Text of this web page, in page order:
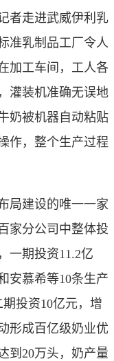
走进武威伊利乳
准乳制品工厂令人
加工车间，工人各
灌装机准确无误地
奶被机器自动粘贴
作，整个生产过程
建设的唯一一家
家分公司中整体投
一期投资11.2亿
安慕希等10条生产
投资10亿元，增
形成百亿级奶业优
到20万头，奶产量